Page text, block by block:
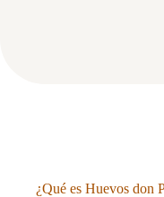
¿Qué es Huevos don